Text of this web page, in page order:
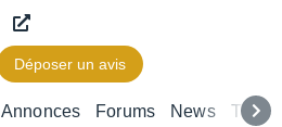
Déposer un avis
Annonces Forums News